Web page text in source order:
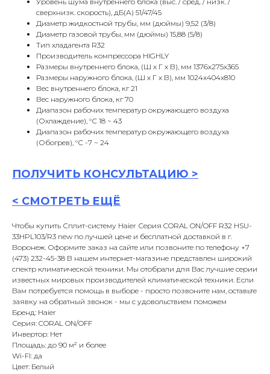
сверхнизк. скорость), дБ(А) 51/47/45
Диаметр жидкостной трубы, мм (дюймы) 9,52 (3/8)
Диаметр газовой трубы, мм (дюймы) 15,88 (5/8)
Тип хладагента R32
Производитель компрессора HIGHLY
Размеры внутреннего блока, (Ш х Г х В), мм 1376х275х365
Размеры наружного блока, (Ш х Г х В), мм 1024х404х810
Вес внутреннего блока, кг 21
Вес наружного блока, кг 70
Диапазон рабочих температур окружающего воздуха
(Охлаждение), °С 18 ~ 43
Диапазон рабочих температур окружающего воздуха
(Обогрев), °С -7 ~ 24
ПОЛУЧИТЬ КОНСУЛЬТАЦИЮ >
< СМОТРЕТЬ ЕЩЁ
Чтобы купить Сплит-систему Haier Серия CORAL ON/OFF R32 HSU-
33HPL103/R3 new по лучшей цене и бесплатной доставкой в г.
Воронеж. Оформите заказ на сайте или позвоните по телефону +7
(473) 232-45-38 В нашем интернет-магазине представлен широкий
спектр климатической техники. Мы отобрали для Вас лучшие серии
известных мировых производителей климатической техники. Если
Вам потребуется помощь в выборе - просто позвоните нам, оставьте
заявку на обратный звонок - мы с удовольствием поможем
Бренд: Haier
Серия: CORAL ON/OFF
Инвертор: Нет
Площадь: до 90 м² и более
Wi-FI: да
Цвет: Белый